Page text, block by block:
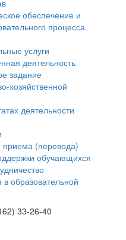
обеспечение и
процесса.
услуги
деятельность
задание
хозяйственной
деятельности
приема (перевода)
обучающихся
образовательной
33-26-40